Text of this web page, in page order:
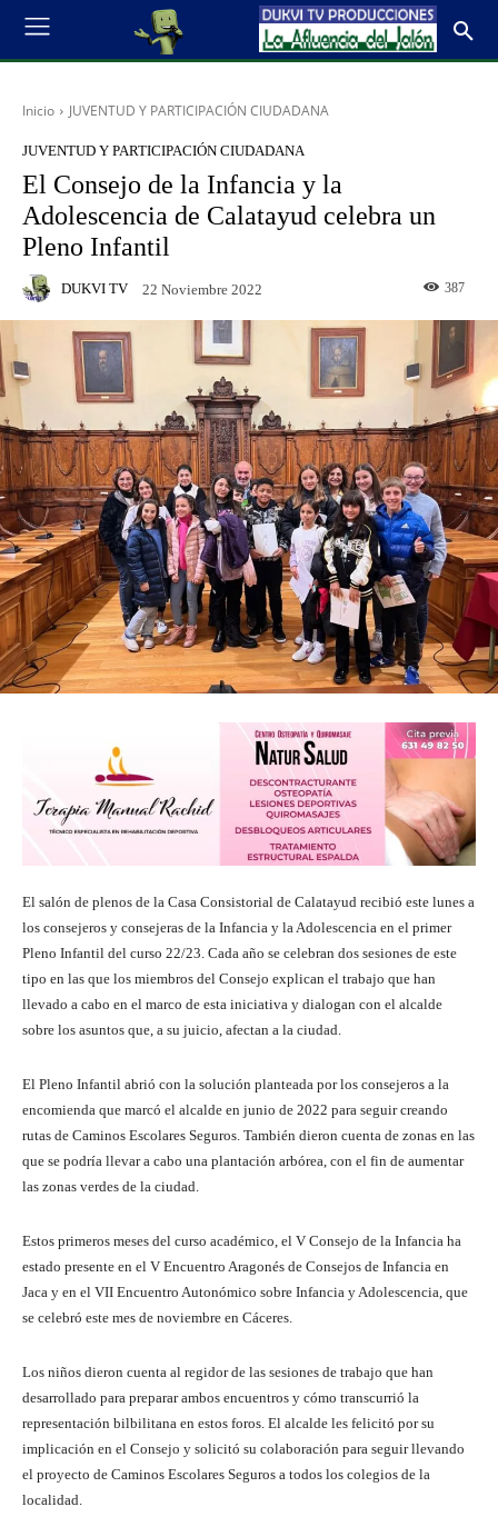
Inicio JUVENTUD Y PARTICIPACIÓN CIUDADANA
JUVENTUD Y PARTICIPACIÓN CIUDADANA
El Consejo de la Infancia y la
Adolescencia de Calatayud celebra un
Pleno Infantil
DUKVI TV 22 Noviembre 2022 387
El salón de plenos de la Casa Consistorial de Calatayud recibió este lunes a
los consejeros y consejeras de la Infancia y la Adolescencia en el primer
Pleno Infantil del curso 22/23. Cada año se celebran dos sesiones de este
tipo en las que los miembros del Consejo explican el trabajo que han
llevado a cabo en el marco de esta iniciativa y dialogan con el alcalde
sobre los asuntos que, a su juicio, afectan a la ciudad.
El Pleno Infantil abrió con la solución planteada por los consejeros a la
encomienda que marcó el alcalde en junio de 2022 para seguir creando
rutas de Caminos Escolares Seguros. También dieron cuenta de zonas en las
que se podría llevar a cabo una plantación arbórea, con el fin de aumentar
las zonas verdes de la ciudad.
Estos primeros meses del curso académico, el V Consejo de la Infancia ha
estado presente en el V Encuentro Aragonés de Consejos de Infancia en
Jaca y en el VII Encuentro Autonómico sobre Infancia y Adolescencia, que
se celebró este mes de noviembre en Cáceres.
Los niños dieron cuenta al regidor de las sesiones de trabajo que han
desarrollado para preparar ambos encuentros y cómo transcurrió la
representación bilbilitana en estos foros. El alcalde les felicitó por su
implicación en el Consejo y solicitó su colaboración para seguir llevando
el proyecto de Caminos Escolares Seguros a todos los colegios de la
localidad.